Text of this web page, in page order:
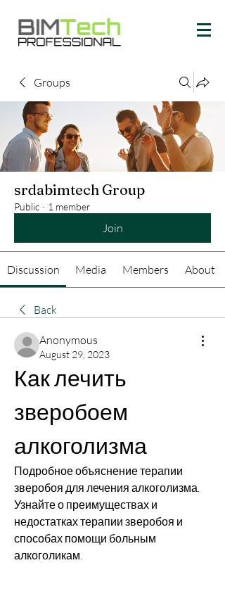
Groups
srdabimtech Group
Public · 1 member
Join
Discussion Media Members About
Back
Anonymous
August 29, 2023
Как лечить
зверобоем
алкоголизма
Подробное объяснение терапии
зверобоя для лечения алкоголизма.
Узнайте о преимуществах и
недостатках терапии зверобоя и
способах помощи больным
алкоголикам.